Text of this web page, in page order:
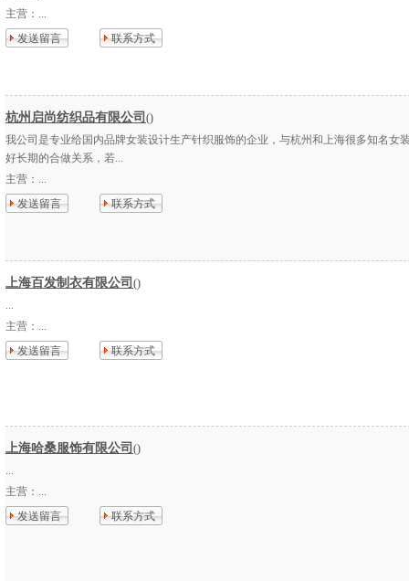
主营： ...
发送留言
联系方式
杭州启尚纺织品有限公司 ()
我公司是专业给国内品牌女装设计生产针织服饰的企业，与杭州和上海很多知名女
好长期的合做关系，若...
主营： ...
发送留言
联系方式
上海百发制衣有限公司 ()
...
主营： ...
发送留言
联系方式
上海哈桑服饰有限公司 ()
...
主营： ...
发送留言
联系方式